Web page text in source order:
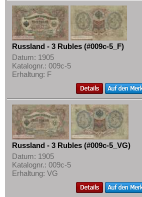
Russland - 3 Rubles (#009c-5_F)
Datum: 1905
Katalognr.: 009c-5
Erhaltung: F
Russland - 3 Rubles (#009c-5_VG)
Datum: 1905
Katalognr.: 009c-5
Erhaltung: VG